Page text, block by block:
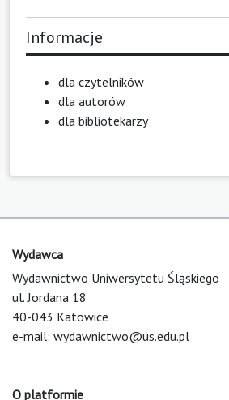
Informacje
dla czytelników
dla autorów
dla bibliotekarzy
Wydawca
Wydawnictwo Uniwersytetu Śląskiego
ul. Jordana 18
40-043 Katowice
e-mail: wydawnictwo@us.edu.pl
O platformie